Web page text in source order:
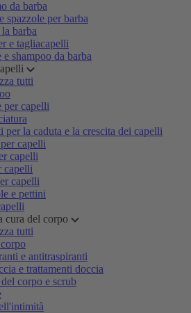
da barba
spazzole per barba
barba
e tagliacapelli
e shampoo da barba
tutti
per capelli
per la caduta e la crescita dei capelli
capelli
capelli
capelli
capelli
e pettini
cura del corpo
tutti
e antitraspiranti
e trattamenti doccia
corpo e scrub